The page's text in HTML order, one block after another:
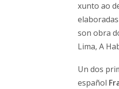
xunto ao
son obra
Lima, A
Un dos
español